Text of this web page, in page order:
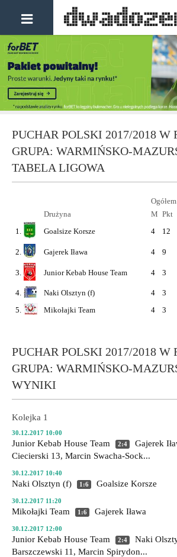
PUCHAR POLSKI 2017/2018 W
GRUPA: WARMIŃSKO-
TABELA LIGOWA
Ogółem
Drużyna
M Pkt
1.
Goalsize Korsze 4 12
2. Gajerek Iława 4 9
3. Junior Kebab House Team 4 3
4. Naki Olsztyn (f) 4 3
5.
Mikołajki Team 4 3
PUCHAR POLSKI 2017/2018 W
GRUPA: WARMIŃSKO-
WYNIKI
Kolejka 1
30.12.2017 10:00
Junior Kebab House Team 2:4 Gajerek
Ciecierski 13, Marcin Swacha-Sock...
30.12.2017 10:40
Naki Olsztyn (f) 1:6 Goalsize Korsze
30.12.2017 11:20
Mikołajki Team 1:6 Gajerek Iława
30.12.2017 12:00
Junior Kebab House Team 2:4 Naki
Barszczewski 11, Marcin Spirydon...